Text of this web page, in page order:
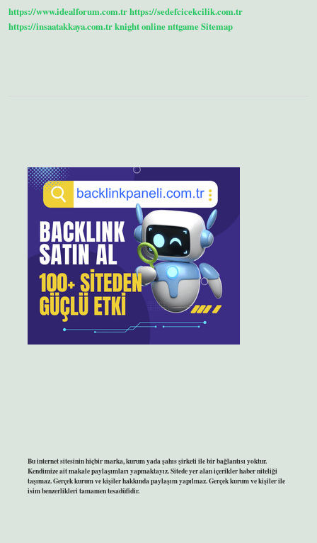
https://www.idealforum.com.trhttps://sedefcicekcilik.com.tr
https://insaatakkaya.com.trknight onlinenttgameSitemap
Bu internet sitesinin hiçbir marka, kurum yada şahıs şirketi ile bir bağlantısı yoktur.
Kendimize ait makale paylaşımları yapmaktayız. Sitede yer alan içerikler haber niteliği
taşımaz. Gerçek kurum ve kişiler hakkında paylaşım yapılmaz. Gerçek kurum ve kişiler ile
isim benzerlikleri tamamen tesadüfidir.